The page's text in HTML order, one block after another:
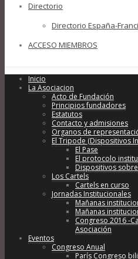
Directorio
Directorio España-
ACCESO MIEMBROS
Inicio
La Asociacion
Acto de Fundación
Principios fundadores
Estatutos
Contacto y admisiones
Organos de
El Tripode (Dispositivos
El Pase
El protocolo
Dispositivos
Los Cartels
Cartels en curso
Jornadas Institucionales
Mañanas
Mañanas
Congreso 2016 -
Asociación
Eventos
Congreso Anual
París Congreso